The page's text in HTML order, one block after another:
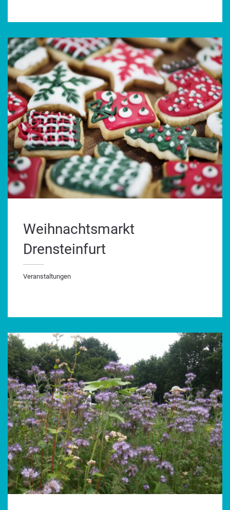
Weihnachtsmarkt
Drensteinfurt
Veranstaltungen